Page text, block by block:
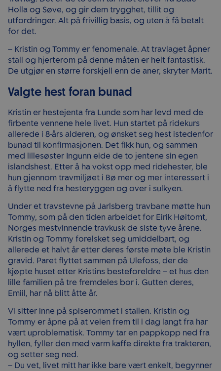
Holla og Søve, og gir dem trygghet, tillit og
utfordringer. Alt på frivillig basis, og uten å få betalt
for det.
– Kristin og Tommy er fenomenale. At travlaget åpner
stall og hjerterom på denne måten er helt fantastisk.
De utgjør en større forskjell enn de aner, skryter Marit.
Valgte hest foran bunad
Kristin er hestejenta fra Lunde som har levd med de
firbente vennene hele livet. Hun startet på ridekurs
allerede i 8-års alderen, og ønsket seg hest istedenfor
bunad til konfirmasjonen. Det fikk hun, og sammen
med lillesøster Ingunn eide de to jentene sin egen
islandshest. Etter å ha vokst opp med ridehester, ble
hun gjennom travmiljøet i Bø mer og mer interessert i
å flytte ned fra hesteryggen og over i sulkyen.
Under et travstevne på Jarlsberg travbane møtte hun
Tommy, som på den tiden arbeidet for Eirik Høitomt,
Norges mestvinnende travkusk de siste tyve årene.
Kristin og Tommy forelsket seg umiddelbart, og
allerede et halvt år etter deres første møte ble Kristin
gravid. Paret flyttet sammen på Ulefoss, der de
kjøpte huset etter Kristins besteforeldre – et hus den
lille familien på tre fremdeles bor i. Gutten deres,
Emiil, har nå blitt åtte år.
Vi sitter inne på spiserommet i stallen. Kristin og
Tommy er åpne på at veien frem til i dag langt fra har
vært uproblematisk. Tommy tar en pappkopp ned fra
hyllen, fyller den med varm kaffe direkte fra trakteren,
og setter seg ned.
– Du vet, livet mitt har ikke bare vært enkelt, begynner